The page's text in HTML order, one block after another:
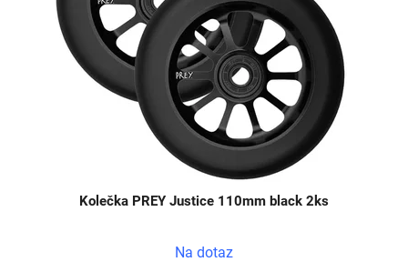
Kolečka PREY Justice 110mm black 2ks
Na dotaz